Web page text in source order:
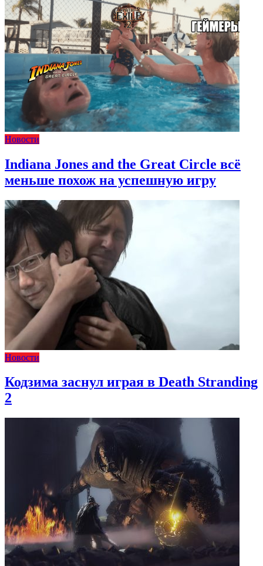
Новости
Indiana Jones and the Great Circle всё
меньше похож на успешную игру
Новости
Кодзима заснул играя в Death Stranding
2